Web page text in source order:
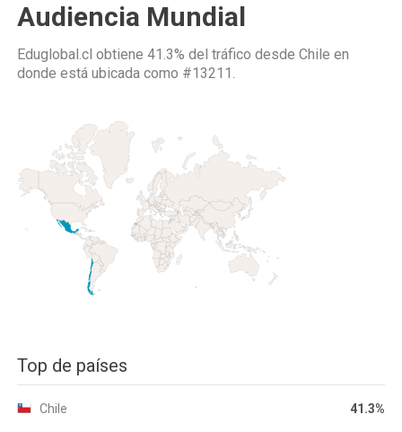
Audiencia Mundial
Eduglobal.cl obtiene 41.3% del tráfico desde Chile en
donde está ubicada como #13211.
Top de países
Chile
41.3%